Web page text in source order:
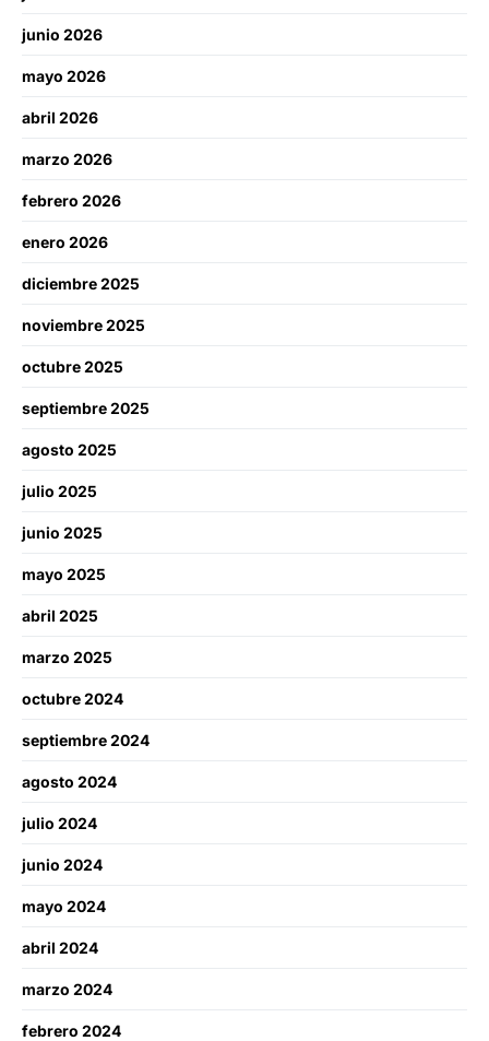
junio 2026
mayo 2026
abril 2026
marzo 2026
febrero 2026
enero 2026
diciembre 2025
noviembre 2025
octubre 2025
septiembre 2025
agosto 2025
julio 2025
junio 2025
mayo 2025
abril 2025
marzo 2025
octubre 2024
septiembre 2024
agosto 2024
julio 2024
junio 2024
mayo 2024
abril 2024
marzo 2024
febrero 2024